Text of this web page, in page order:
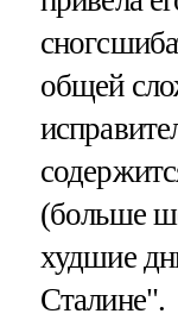
общей
(больше
худшие
Сталине".